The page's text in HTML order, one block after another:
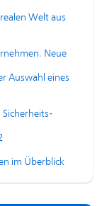
Welt aus
Neue
Auswahl eines
Sicherheits-
im Überblick